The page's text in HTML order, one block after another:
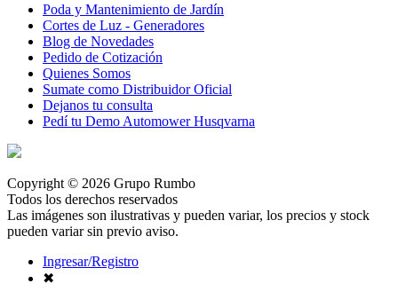
Poda y Mantenimiento de Jardín
Cortes de Luz - Generadores
Blog de Novedades
Pedido de Cotización
Quienes Somos
Sumate como Distribuidor Oficial
Dejanos tu consulta
Pedí tu Demo Automower Husqvarna
Copyright © 2026 Grupo Rumbo
Todos los derechos reservados
Las imágenes son ilustrativas y pueden variar, los precios y stock
pueden variar sin previo aviso.
Ingresar/Registro
✖